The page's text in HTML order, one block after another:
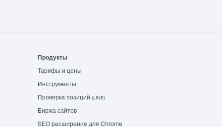
Продукты
Тарифы и цены
Инструменты
Проверка позиций (LINE)
Биржа сайтов
SEO расширение для Chrome